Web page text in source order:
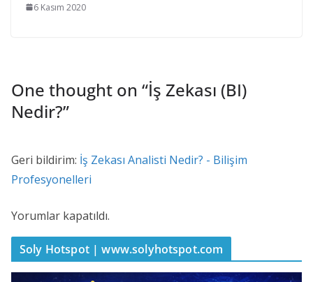
6 Kasım 2020
One thought on “İş Zekası (BI)
Nedir?”
Geri bildirim: İş Zekası Analisti Nedir? - Bilişim
Profesyonelleri
Yorumlar kapatıldı.
Soly Hotspot | www.solyhotspot.com